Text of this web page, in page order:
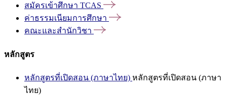
สมัครเข้าศึกษา TCAS
ค่าธรรมเนียมการศึกษา
คณะและสำนักวิชา
หลักสูตร
หลักสูตรที่เปิดสอน (ภาษาไทย) หลักสูตรที่เปิดสอน (ภาษา
ไทย)